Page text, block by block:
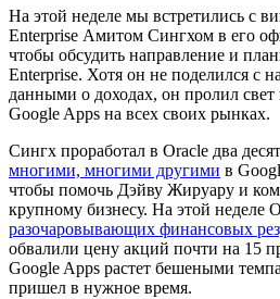
На этой неделе мы встретились с
Enterprise Амитом Сингхом в его
чтобы обсудить направление и
Enterprise. Хотя он не поделился с
данными о доходах, он пролил
Google Apps на всех своих рынках.
Сингх проработал в Oracle два
многими, многими другими в
чтобы помочь Дэйву Жируару и
крупному бизнесу. На этой неделе
разочаровывающих финансовых
обвалили цену акций почти на 15
Google Apps растет бешеными
пришел в нужное время.